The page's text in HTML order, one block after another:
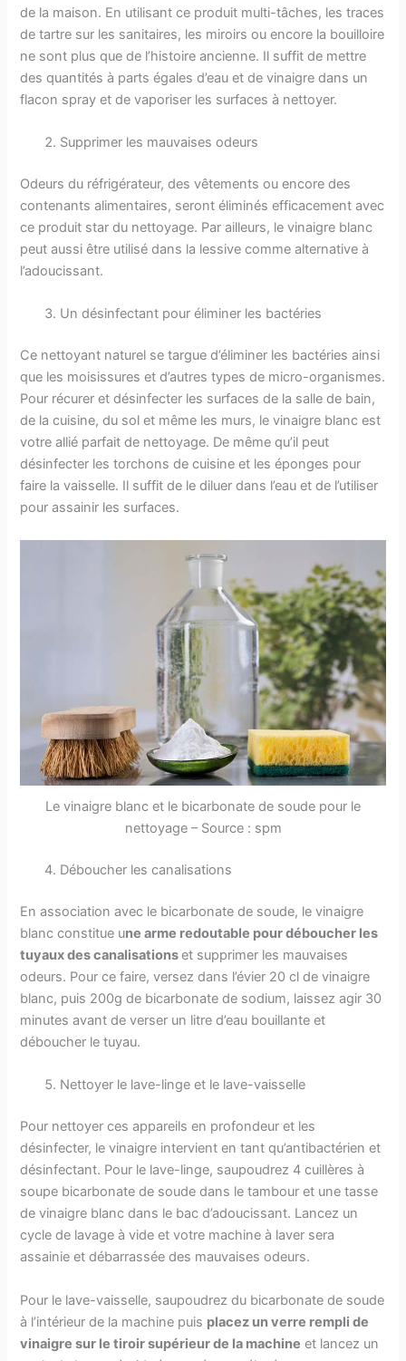
de la maison. En utilisant ce produit multi-tâches, les traces
de tartre sur les sanitaires, les miroirs ou encore la bouilloire
ne sont plus que de l’histoire ancienne. Il suffit de mettre
des quantités à parts égales d’eau et de vinaigre dans un
flacon spray et de vaporiser les surfaces à nettoyer.
Supprimer les mauvaises odeurs
Odeurs du réfrigérateur, des vêtements ou encore des
contenants alimentaires, seront éliminés efficacement avec
ce produit star du nettoyage. Par ailleurs, le vinaigre blanc
peut aussi être utilisé dans la lessive comme alternative à
l’adoucissant.
Un désinfectant pour éliminer les bactéries
Ce nettoyant naturel se targue d’éliminer les bactéries ainsi
que les moisissures et d’autres types de micro-organismes.
Pour récurer et désinfecter les surfaces de la salle de bain,
de la cuisine, du sol et même les murs, le vinaigre blanc est
votre allié parfait de nettoyage. De même qu’il peut
désinfecter les torchons de cuisine et les éponges pour
faire la vaisselle. Il suffit de le diluer dans l’eau et de l’utiliser
pour assainir les surfaces.
Le vinaigre blanc et le bicarbonate de soude pour le
nettoyage – Source : spm
Déboucher les canalisations
En association avec le bicarbonate de soude, le vinaigre
blanc constitue une arme redoutable pour déboucher les
tuyaux des canalisationset supprimer les mauvaises
odeurs. Pour ce faire, versez dans l’évier 20 cl de vinaigre
blanc, puis 200g de bicarbonate de sodium, laissez agir 30
minutes avant de verser un litre d’eau bouillante et
déboucher le tuyau.
Nettoyer le lave-linge et le lave-vaisselle
Pour nettoyer ces appareils en profondeur et les
désinfecter, le vinaigre intervient en tant qu’antibactérien et
désinfectant. Pour le lave-linge, saupoudrez 4 cuillères à
soupe bicarbonate de soude dans le tambour et une tasse
de vinaigre blanc dans le bac d’adoucissant. Lancez un
cycle de lavage à vide et votre machine à laver sera
assainie et débarrassée des mauvaises odeurs.
Pour le lave-vaisselle, saupoudrez du bicarbonate de soude
à l’intérieur de la machine puis placez un verre rempli de
vinaigre sur le tiroir supérieur de la machine et lancez un